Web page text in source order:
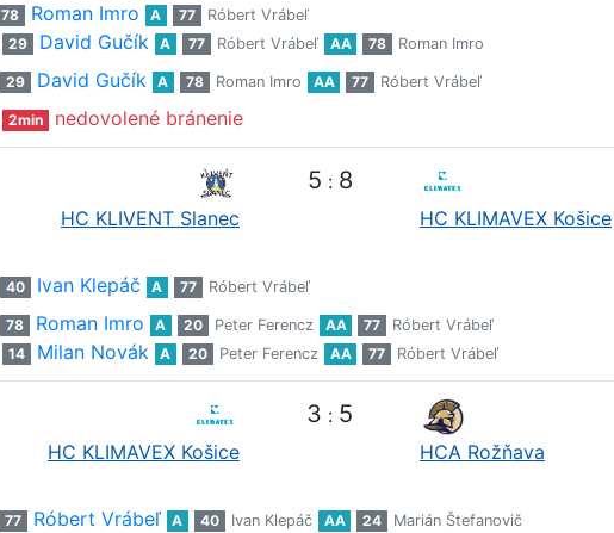
78 Roman Imro A 77
Róbert Vrábeľ
29 David Gučík A 77 Róbert Vrábeľ AA 78 Roman Imro
29 David Gučík A 78 Roman Imro AA 77 Róbert Vrábeľ
2min nedovolené bránenie
HC KLIVENT Slanec
5 : 8
HC KLIMAVEX Košice
40 Ivan Klepáč A 77 Róbert Vrábeľ
78 Roman Imro A 20 Peter Ferencz AA 77
Róbert Vrábeľ
14 Milan Novák A 20 Peter Ferencz AA 77 Róbert Vrábeľ
HC KLIMAVEX Košice
3 : 5
HCA Rožňava
77 Róbert Vrábeľ A 40 Ivan Klepáč AA 24 Marián Štefanovič